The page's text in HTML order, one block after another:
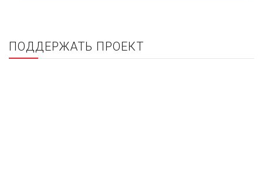
ПОДДЕРЖАТЬ ПРОЕКТ